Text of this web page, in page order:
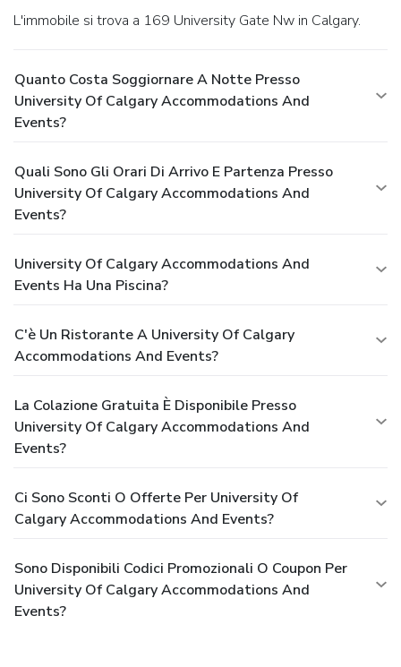
L'immobile si trova a 169 University Gate Nw in Calgary.
Quanto Costa Soggiornare A Notte Presso
University Of Calgary Accommodations And
Events?
Quali Sono Gli Orari Di Arrivo E Partenza Presso
University Of Calgary Accommodations And
Events?
University Of Calgary Accommodations And
Events Ha Una Piscina?
C'è Un Ristorante A University Of Calgary
Accommodations And Events?
La Colazione Gratuita È Disponibile Presso
University Of Calgary Accommodations And
Events?
Ci Sono Sconti O Offerte Per University Of
Calgary Accommodations And Events?
Sono Disponibili Codici Promozionali O Coupon Per
University Of Calgary Accommodations And
Events?